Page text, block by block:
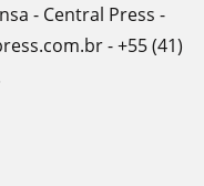
- Central Press -
- +55 (41)